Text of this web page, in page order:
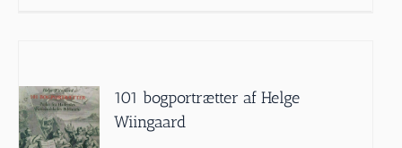
101 bogportrætter af Helge
Wiingaard